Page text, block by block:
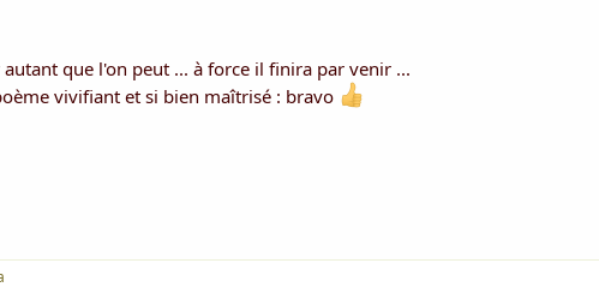
que l'on peut ... à force il finira par venir ...
vivifiant et si bien maîtrisé : bravo